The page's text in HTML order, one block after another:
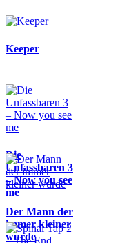
Keeper
Die
Unfassbaren 3
– Now you see
me
Der Mann der
immer kleiner
wurde